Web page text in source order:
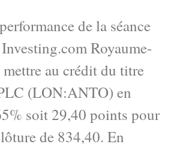
de la séance
Royaume-
au crédit du titre
(LON:ANTO) en
soit 29,40 points pour
de 834,40. En